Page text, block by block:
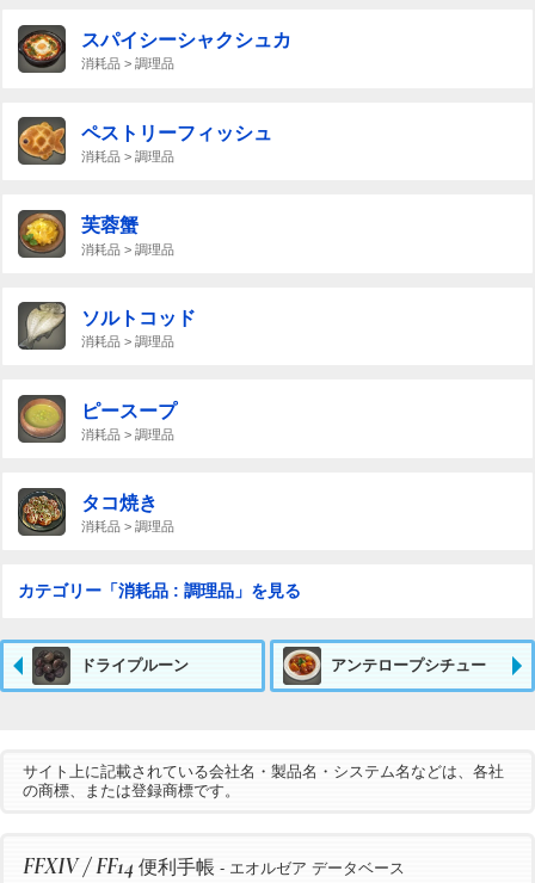
スパイシーシャクシュカ
消耗品 > 調理品
ペストリーフィッシュ
消耗品 > 調理品
芙蓉蟹
消耗品 > 調理品
ソルトコッド
消耗品 > 調理品
ピースープ
消耗品 > 調理品
タコ焼き
消耗品 > 調理品
カテゴリー「消耗品 : 調理品」を見る
ドライプルーン アンテロープシチュー
サイト上に記載されている会社名・製品名・システム名などは、各社
の商標、または登録商標です。
FFXIV / FF14 便利手帳 - エオルゼア データベース